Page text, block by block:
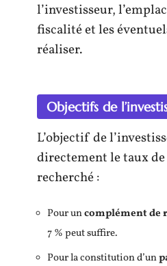
l’investisseur,
fiscalité et les
réaliser.
Objectifs de
L’objectif de
directement le taux
recherché :
Pour uncomplément de
7 % peut suffire.
Pour la constitution d’un